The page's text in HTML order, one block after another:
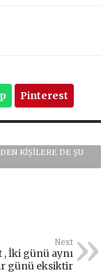
Pinterest
KIŞILERE DE ŞU
Next
İki günü aynı
günü eksiktir